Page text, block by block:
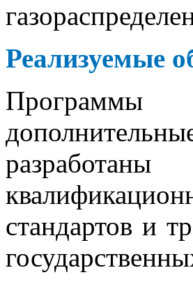
Реализуемые
Программы
стандартов и